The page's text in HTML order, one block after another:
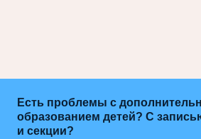
Есть проблемы с
образованием детей? С
и секции?